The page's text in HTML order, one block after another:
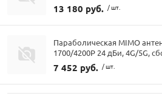
13 180 руб. / шт.
Параболическая MIMO
1700/4200P 24 дБи, 4G/5G,
7 452 руб. / шт.